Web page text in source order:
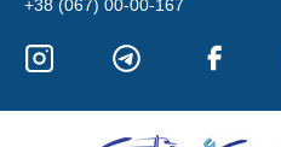
+38 (067) 00-00-167